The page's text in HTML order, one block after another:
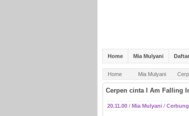
Home Mia Mulyani
Home Mia Mulyani
Cerpen cinta I Am Falling
20.11.00/ Mia Mulyani/ Cerbung